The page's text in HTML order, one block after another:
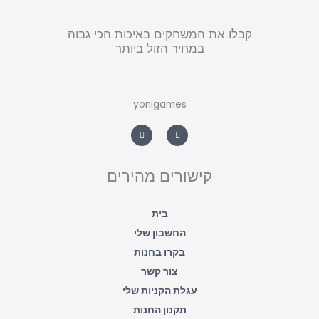
קבלו את המשחקים באיכות הכי גבוה
במחיר הזול ביותר
yonigames
a
c
e
o
h
a
t
p
p
קישורים מהירים
בית
החשבון שלי
בקרו בחנות
צור קשר
עגלת הקניות שלי
תקנון החנות